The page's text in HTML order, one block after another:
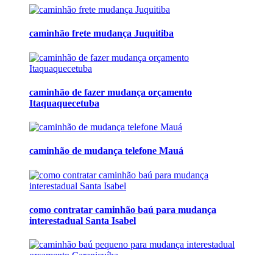
caminhão frete mudança Juquitiba
caminhão de fazer mudança orçamento
Itaquaquecetuba
caminhão de mudança telefone Mauá
como contratar caminhão baú para mudança
interestadual Santa Isabel